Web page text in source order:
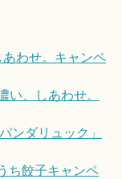
わせ。キャンペ
い、しあわせ。
ンダリュック」
ち餃子キャンペ